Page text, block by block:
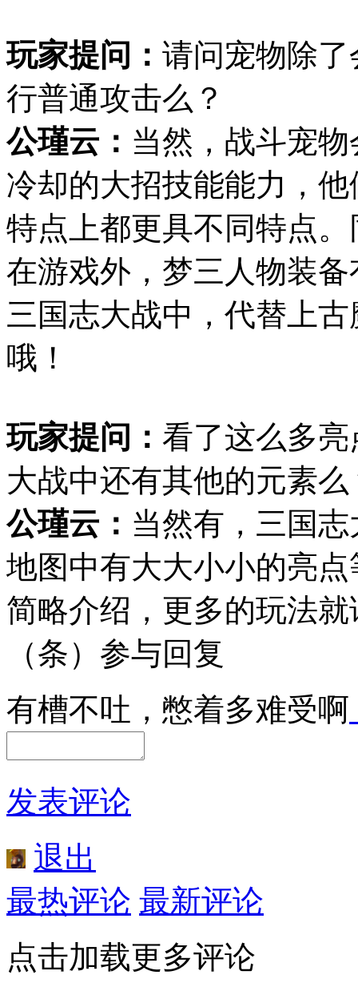
玩家提问： 请问宠物除
行普通攻击么？
公瑾云： 当然，战斗宠
冷却的大招技能能力，
特点上都更具不同特点
在游戏外，梦三人物装
三国志大战中，代替上
哦！
玩家提问： 看了这么多
大战中还有其他的元素么
公瑾云： 当然有，三国
地图中有大大小小的亮
简略介绍，更多的玩法
（条） 参与回复
有槽不吐，憋着多难受啊
发表评论
退出
最热评论 最新评论
点击加载更多评论